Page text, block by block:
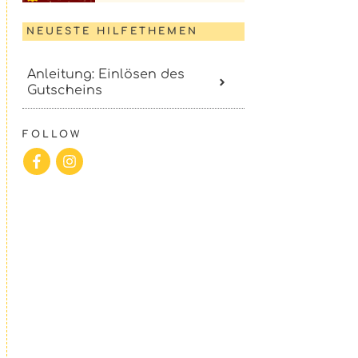
NEUESTE HILFETHEMEN
Anleitung: Einlösen des
Gutscheins
FOLLOW